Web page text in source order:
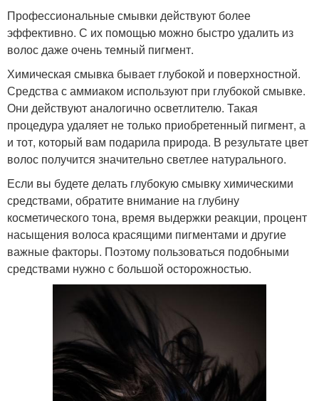
Профессиональные смывки действуют более
эффективно. С их помощью можно быстро удалить из
волос даже очень темный пигмент.
Химическая смывка бывает глубокой и поверхностной.
Средства с аммиаком используют при глубокой смывке.
Они действуют аналогично осветлителю. Такая
процедура удаляет не только приобретенный пигмент, а
и тот, который вам подарила природа. В результате цвет
волос получится значительно светлее натурального.
Если вы будете делать глубокую смывку химическими
средствами, обратите внимание на глубину
косметического тона, время выдержки реакции, процент
насыщения волоса красящими пигментами и другие
важные факторы. Поэтому пользоваться подобными
средствами нужно с большой осторожностью.